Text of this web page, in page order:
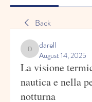
Back
darell
darell
August 14, 2025
La visione
nautica e nella
notturna